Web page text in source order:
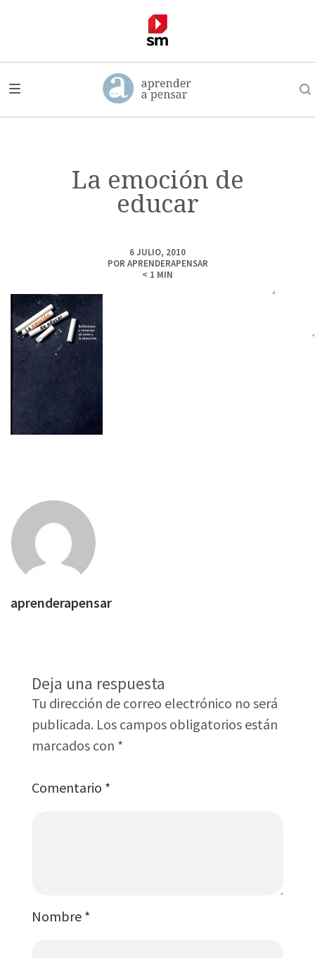
La emoción de
educar
6 JULIO, 2010
POR APRENDERAPENSAR
< 1 MIN
aprenderapensar
Deja una respuesta
Tu dirección de correo electrónico no será
publicada. Los campos obligatorios están
marcados con *
Comentario *
Nombre *